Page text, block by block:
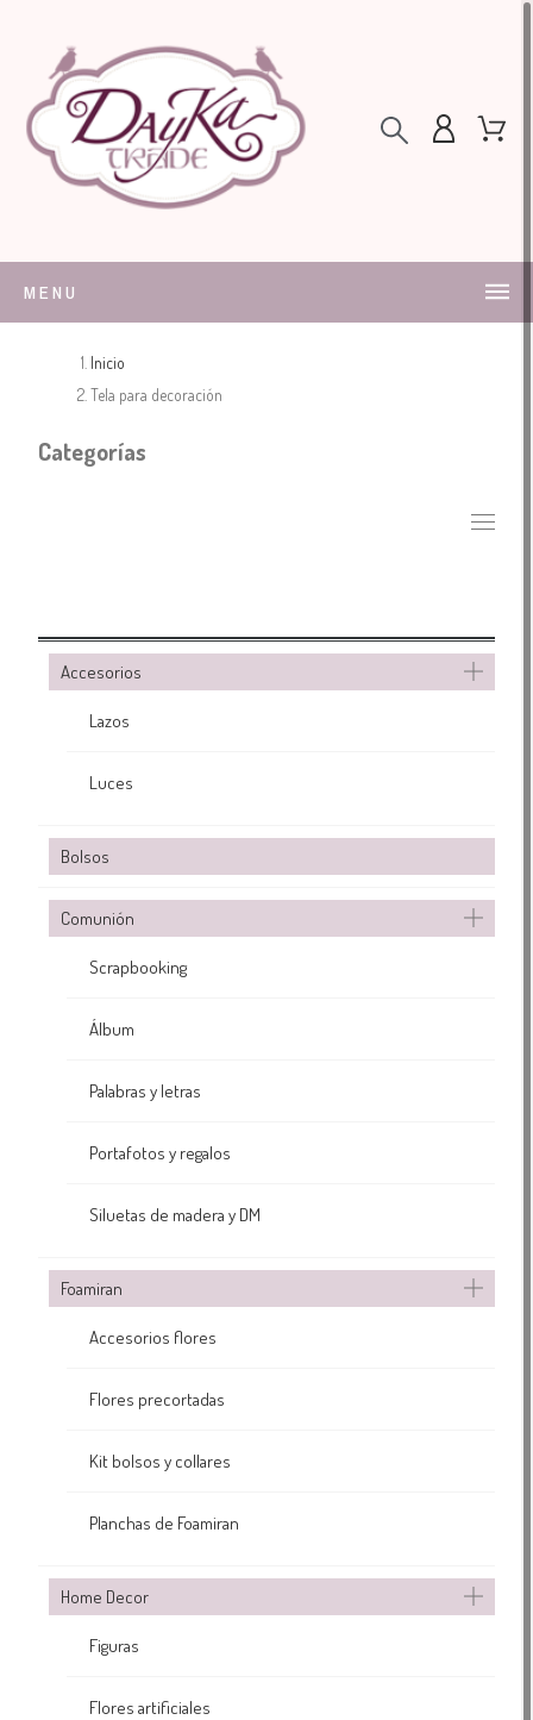
MENU
Inicio
Tela para decoración
Categorías
Accesorios
Lazos
Luces
Bolsos
Comunión
Scrapbooking
Álbum
Palabras y letras
Portafotos y regalos
Siluetas de madera y DM
Foamiran
Accesorios flores
Flores precortadas
Kit bolsos y collares
Planchas de Foamiran
Home Decor
Figuras
Flores artificiales